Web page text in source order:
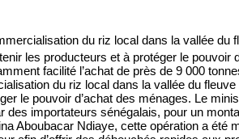
du riz local dans la vallée du
les producteurs et à protéger le pouvoir
facilité l’achat de près de 9 000
du riz local dans la vallée du
le pouvoir d’achat des ménages. Le
des importateurs sénégalais, pour un
Aboubacar Ndiaye, cette opération a été